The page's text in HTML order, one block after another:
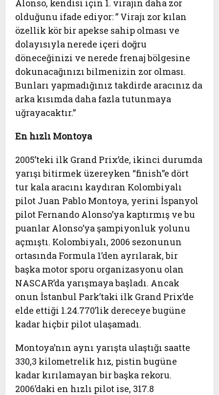
Alonso, kendisi için 1. virajın daha zor
olduğunu ifade ediyor: ” Virajı zor kılan
özellik kör bir apekse sahip olması ve
dolayısıyla nerede içeri doğru
döneceğinizi ve nerede frenaj bölgesine
dokunacağınızı bilmenizin zor olması.
Bunları yapmadığınız takdirde aracınız da
arka kısımda daha fazla tutunmaya
uğrayacaktır.”
En hızlı Montoya
2005’teki ilk Grand Prix’de, ikinci durumda
yarışı bitirmek üzereyken “finish”e dört
tur kala aracını kaydıran Kolombiyalı
pilot Juan Pablo Montoya, yerini İspanyol
pilot Fernando Alonso’ya kaptırmış ve bu
puanlar Alonso’ya şampiyonluk yolunu
açmıştı. Kolombiyalı, 2006 sezonunun
ortasında Formula 1’den ayrılarak, bir
başka motor sporu organizasyonu olan
NASCAR’da yarışmaya başladı. Ancak
onun İstanbul Park’taki ilk Grand Prix’de
elde ettiği 1.24.770’lik dereceye bugüne
kadar hiçbir pilot ulaşamadı.
Montoya’nın aynı yarışta ulaştığı saatte
330,3 kilometrelik hız, pistin bugüne
kadar kırılamayan bir başka rekoru.
2006’daki en hızlı pilot ise, 317.8